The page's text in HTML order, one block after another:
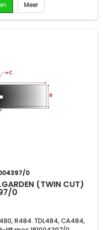
Meer
0
(TWIN CUT)
0
R484. TDL484, CA484,